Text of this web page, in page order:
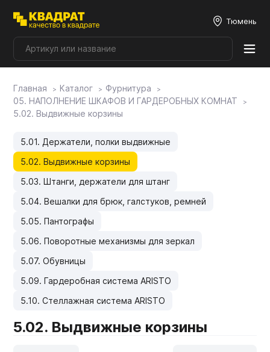
Тюмень
Плитные материалы
Столешницы
Мой ЭГГЕР
Фасады
Мебельные образцы, каталоги
Главная Каталог
Фурнитура
05. НАПОЛНЕНИЕ ШКАФОВ И ГАРДЕРОБНЫХ КОМНАТ
5.02. Выдвижные корзины
5.01. Держатели, полки выдвижные
5.02. Выдвижные корзины
5.03. Штанги, держатели для штанг
5.04. Вешалки для брюк, галстуков, ремней
5.05. Пантографы
5.06. Поворотные механизмы для зеркал
5.07. Обувницы
5.09. Гардеробная система ARISTO
5.10. Стеллажная система ARISTO
5.02. Выдвижные корзины